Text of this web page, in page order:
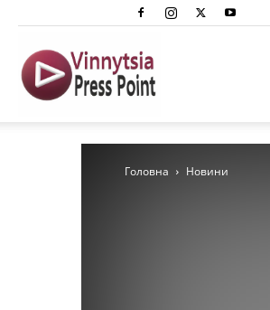
Преспоінт
Головна Новини